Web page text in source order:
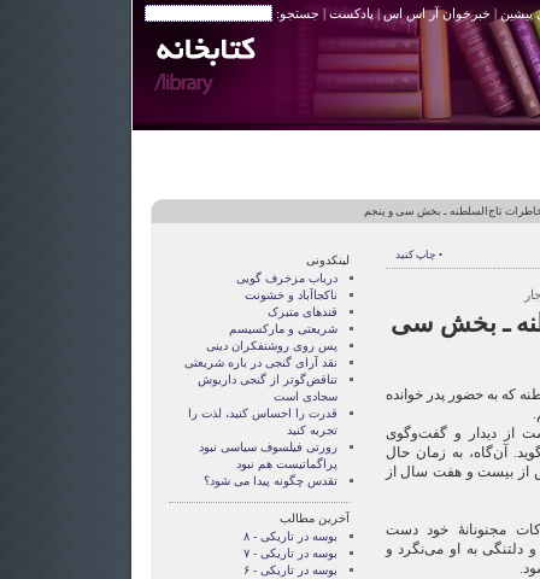
پیشین | خبرخوان آر اس اس|پادکست | جستجو:
تاج‌السلطنه ـ بخش سی‌ و پنجم
• چاپ کنید
ـ بخش سی‌
که به حضور پدر خوانده
از دیدار و گفت‌وگوی
آن‌گاه، به زمان حال
از بیست و هفت سال از
مجنونانۀ خود دست
دلتنگی به او می‌نگرد و
لینکدونی
درباب مزخرف گویی
ناکجاآباد و خشونت
قندهای متبرک
شریعتی و مارکسیسم
پس روی روشنفکران دینی
نقد آرای گنجی در باره شریعتی
تناقض‌گوتر از گنجی داريوش
سجادی است
قدرت را احساس کنید، لذت را
تجربه کنید
رورتی فيلسوف سياسی نبود
پراگماتيست هم نبود
تقدس چگونه پيدا می شود؟
آخرین مطالب
بوسه در تاریکی - ۸
بوسه در تاریکی - ۷
بوسه در تاریکی - ۶